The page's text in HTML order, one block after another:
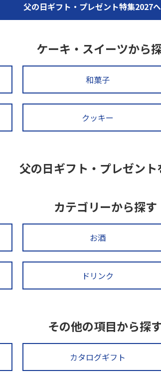
父の日ギフト・プレゼント特集2027
ケーキ・スイーツから
和菓子
クッキー
父の日ギフト・プレゼント
カテゴリーから探す
お酒
ドリンク
その他の項目から探
カタログギフト